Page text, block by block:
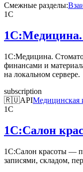
Смежные разделы:
1С
1С:Медицина.
1С:Медицина.
финансами и
на локальном сервере.
subscription
🇷🇺APIМедицинская
1С
1С:Салон
1С:Салон красоты —
записями, складом,